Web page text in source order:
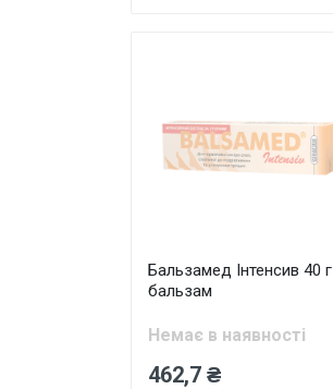
Бальзамед Інтенсив 40 г
бальзам
Немає в наявності
462,7 ₴